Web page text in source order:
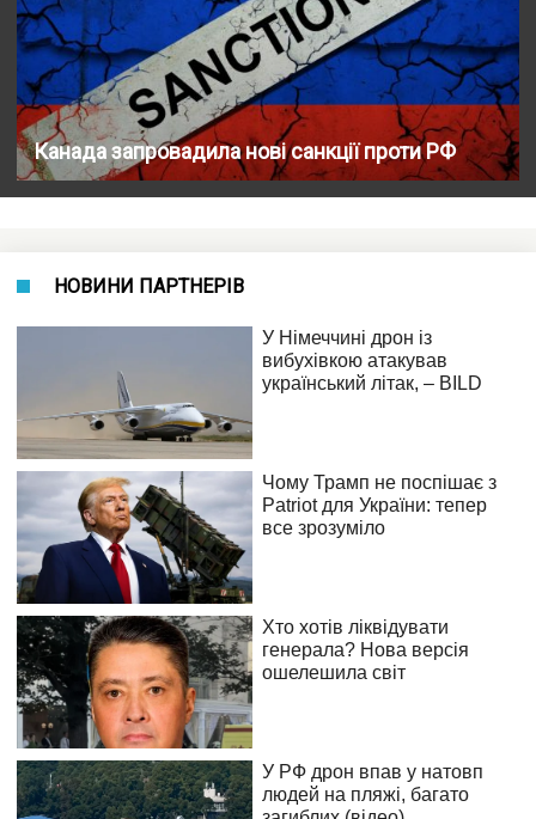
Канада запровадила нові санкції проти РФ
НОВИНИ ПАРТНЕРІВ